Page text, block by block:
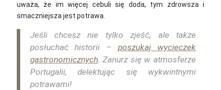
uważa, że im więcej cebuli się doda, tym zdrowsza i
smaczniejsza jest potrawa.
Jeśli chcesz nie tylko zjeść, ale także
posłuchać historii –poszukaj wycieczek
gastronomicznych. Zanurz się w atmosferze
Portugalii, delektując się wykwintnymi
potrawami!